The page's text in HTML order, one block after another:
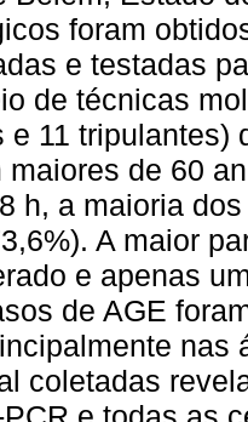
foram
e testadas
de técnicas
e 11 tripulantes)
maiores de 60
h, a maioria
A maior
e apenas
de AGE
nas
coletadas